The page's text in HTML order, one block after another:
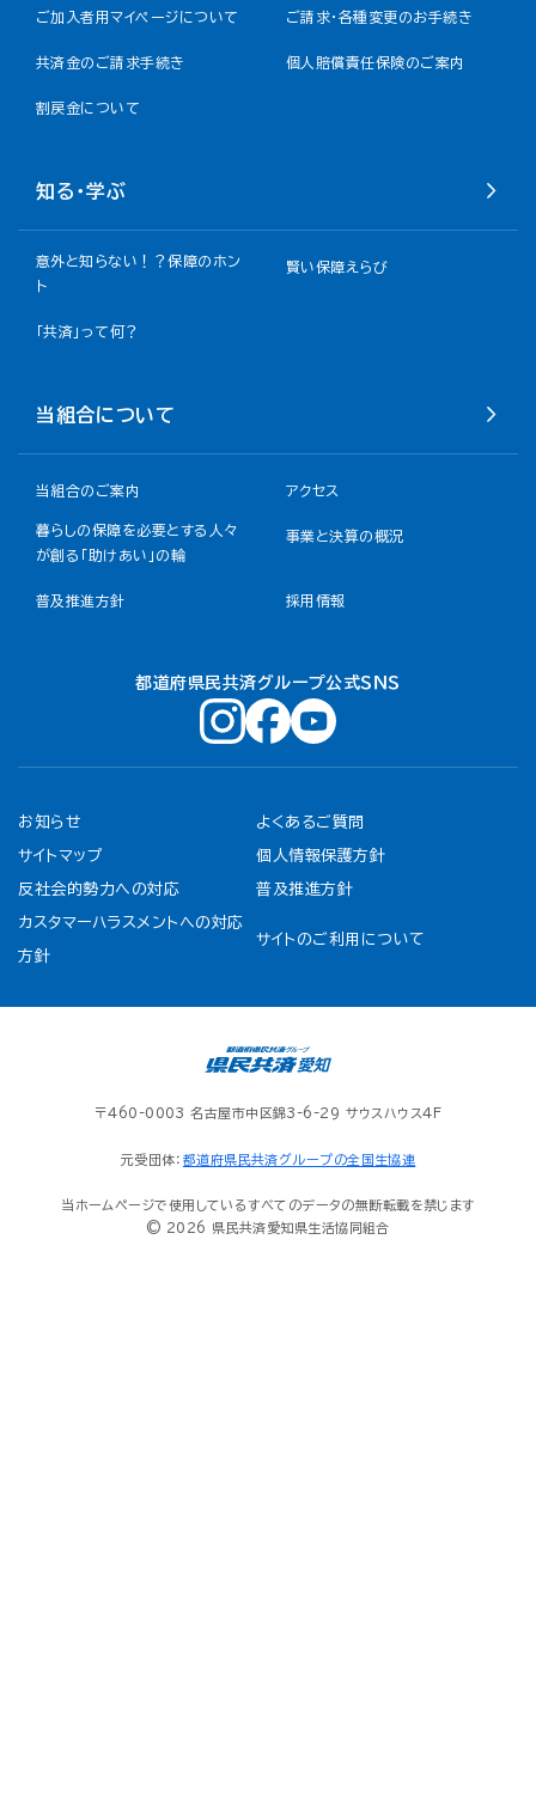
ご加入者用マイページについて ご請求・各種変更のお手続き
共済金のご請求手続き 個人賠償責任保険のご案内
割戻金について​
知る・学ぶ
意外と知らない！？保障のホン
ト
賢い保障えらび
「共済」って何？
当組合について
当組合のご案内 アクセス
暮らしの保障を必要とする人々
が創る「助けあい」の輪
事業と決算の概況
普及推進方針 採用情報
都道府県民共済グループ公式ＳＮＳ
お知らせ よくあるご質問
サイトマップ 個人情報保護方針
反社会的勢力への対応 普及推進方針
カスタマーハラスメントへの対応
方針
サイトのご利用について
〒460-0003 名古屋市中区錦3-6-29 サウスハウス4F
元受団体： 都道府県民共済グループの全国生協連
当ホームページで使用しているすべてのデータの無断転載を禁じます
© 2026 県民共済愛知県生活協同組合